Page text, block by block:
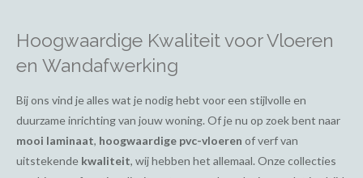
Hoogwaardige Kwaliteit voor Vloeren
en Wandafwerking
Bij ons vind je alles wat je nodig hebt voor een stijlvolle en
duurzame inrichting van jouw woning. Of je nu op zoek bent naar
mooi laminaat, hoogwaardige pvc-vloeren of verf van
uitstekende kwaliteit, wij hebben het allemaal. Onze collecties